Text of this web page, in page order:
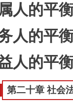
人的平
人的平
人的平
第二十章 社会